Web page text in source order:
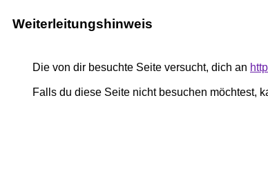
Weiterleitungshinweis
Die von dir besuchte Seite versucht, dich an
Falls du diese Seite nicht besuchen möchtest,